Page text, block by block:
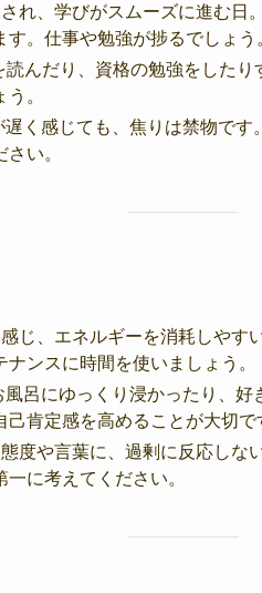
れ、学びがスムーズに進む日
。仕事や勉強が捗るでしょう
読んだり、資格の勉強をした
。
遅く感じても、焦りは禁物で
い。
じ、エネルギーを消耗しやす
ンスに時間を使いましょう。
風呂にゆっくり浸かったり、
肯定感を高めることが大切で
度や言葉に、過剰に反応しな
に考えてください。